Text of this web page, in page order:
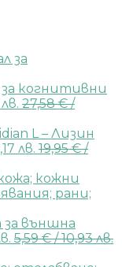
когнитивни
27,58€/
L – Лизин
лв. 19,95€/
за външна
5,59€/ 10,93 лв.